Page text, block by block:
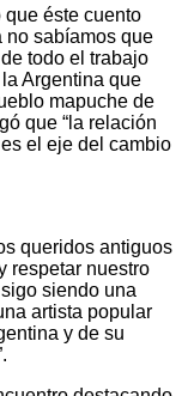
que éste cuento
no sabíamos que
todo el trabajo
Argentina que
mapuche de
que “la relación
el eje del cambio
queridos antiguos
respetar nuestro
siendo una
artista popular
y de su